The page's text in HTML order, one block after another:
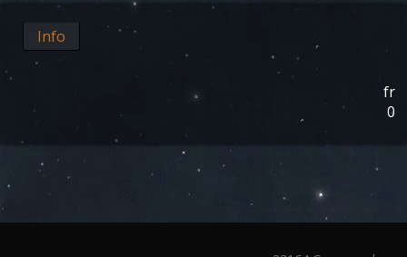
Info
fr
0